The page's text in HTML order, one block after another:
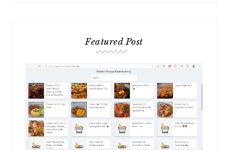
Featured Post